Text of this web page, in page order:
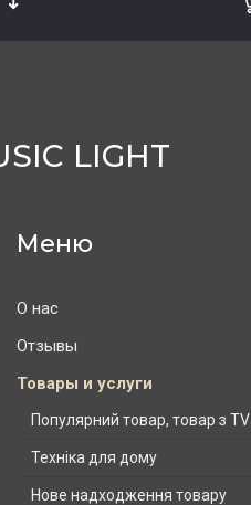
LIGHT
О нас
Отзывы
Товары и услуги
Популярний товар, товар з TV
Техніка для дому
Нове надходження товару